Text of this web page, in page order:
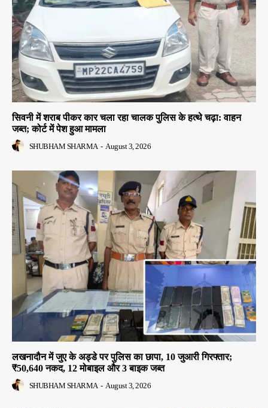
सिवनी में शराब पीकर कार चला रहा चालक पुलिस के हत्थे चढ़ा: वाहन
जब्त; कोर्ट में पेश हुआ मामला
SHUBHAM SHARMA - August 3, 2026
लखनादौन में जुए के अड्डे पर पुलिस का छापा, 10 जुआरी गिरफ्तार;
₹50,640 नकद, 12 मोबाइल और 3 बाइक जब्त
SHUBHAM SHARMA - August 3, 2026